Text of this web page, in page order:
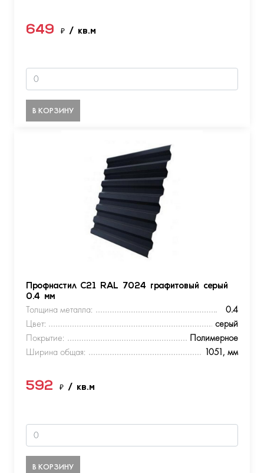
649 ₽ / кв.м
В КОРЗИНУ
Профнастил С21 RAL 7024 графитовый серый
0.4 мм
Толщина металла:
0.4
Цвет:
серый
Покрытие:
Полимерное
Ширина общая:
1051, мм
592 ₽ / кв.м
В КОРЗИНУ